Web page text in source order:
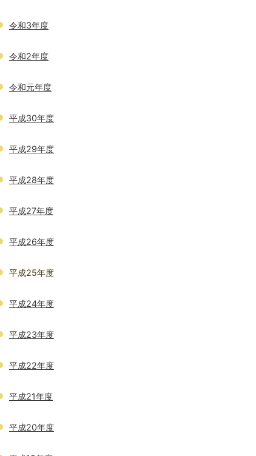
令和3年度
令和2年度
令和元年度
平成30年度
平成29年度
平成28年度
平成27年度
平成26年度
平成25年度
平成24年度
平成23年度
平成22年度
平成21年度
平成20年度